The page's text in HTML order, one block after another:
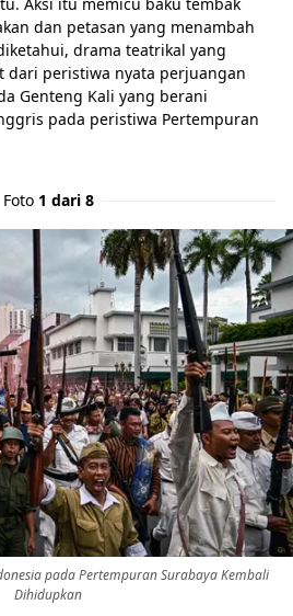
Aksi itu memicu baku tembak
dan petasan yang menambah
drama teatrikal yang
dari peristiwa nyata perjuangan
Genteng Kali yang berani
pada peristiwa Pertempuran
Foto 1 dari 8
pada Pertempuran Surabaya Kembali
Dihidupkan